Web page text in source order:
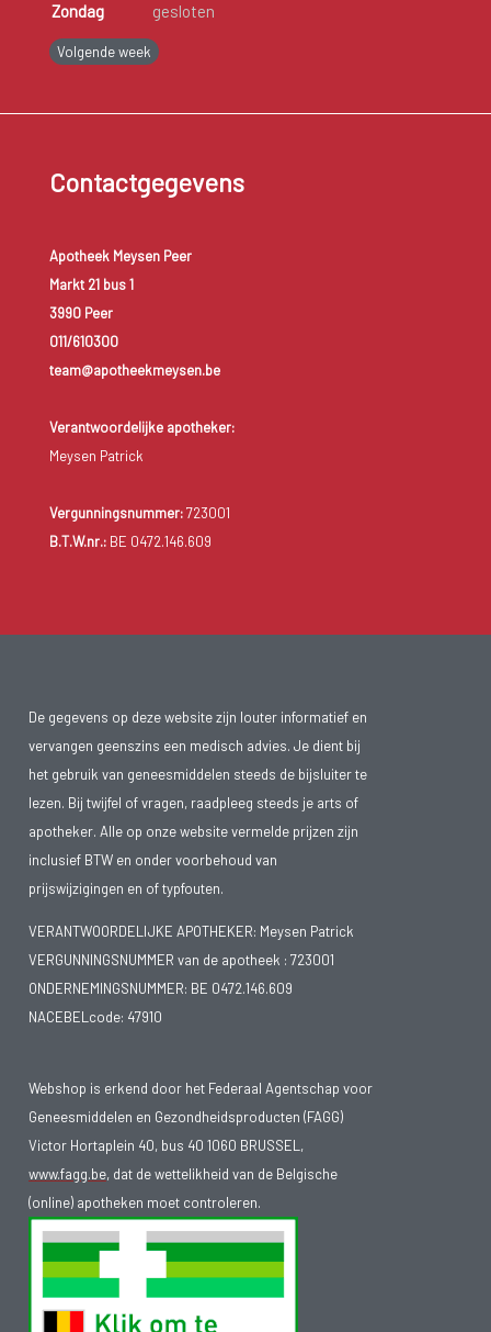
Zondag
gesloten
Volgende week
Contactgegevens
Apotheek Meysen Peer
Markt 21 bus 1
3990 Peer
011/610300
team@apotheekmeysen.be
Verantwoordelijke apotheker:
Meysen Patrick
Vergunningsnummer:723001
B.T.W.nr.:BE 0472.146.609
De gegevens op deze website zijn louter informatief en
vervangen geenszins een medisch advies. Je dient bij
het gebruik van geneesmiddelen steeds de bijsluiter te
lezen. Bij twijfel of vragen, raadpleeg steeds je arts of
apotheker. Alle op onze website vermelde prijzen zijn
inclusief BTW en onder voorbehoud van
prijswijzigingen en of typfouten.
VERANTWOORDELIJKE APOTHEKER: Meysen Patrick
VERGUNNINGSNUMMER van de apotheek : 723001
ONDERNEMINGSNUMMER: BE 0472.146.609
NACEBELcode: 47910
Webshop is erkend door het Federaal Agentschap voor
Geneesmiddelen en Gezondheidsproducten (FAGG)
Victor Hortaplein 40, bus 40 1060 BRUSSEL,
www.fagg.be, dat de wettelikheid van de Belgische
(online) apotheken moet controleren.